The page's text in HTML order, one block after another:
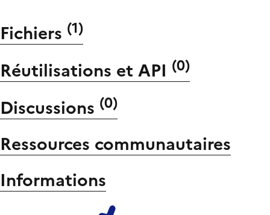
Fichiers (1)
Réutilisations et API (0)
Discussions (0)
Ressources communautaires
Informations